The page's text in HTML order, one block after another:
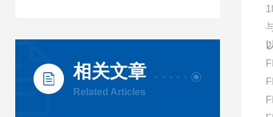
相关文章
Related Articles